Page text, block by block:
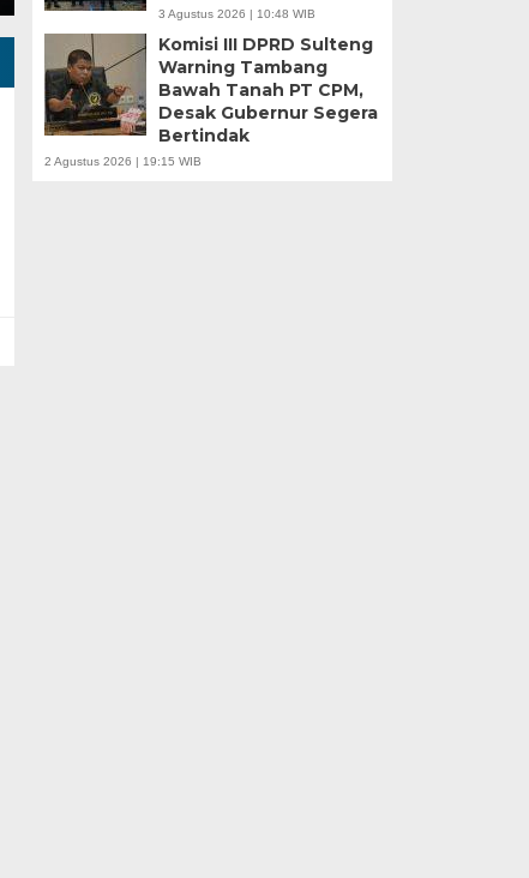
3 Agustus 2026 | 10:48 WIB
Komisi III DPRD Sulteng
Warning Tambang
Bawah Tanah PT CPM,
Desak Gubernur Segera
Bertindak
2 Agustus 2026 | 19:15 WIB